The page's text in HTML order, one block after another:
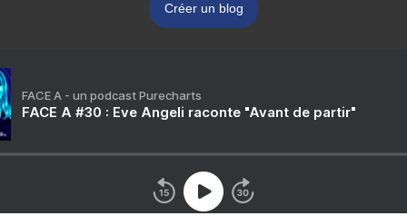
Créer un blog
FACE A - un podcast Purecharts
FACE A #30 : Eve Angeli raconte "Avant de partir"